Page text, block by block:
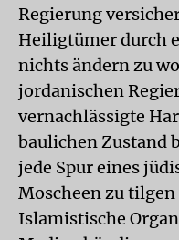
Regierung
Heiligtümer durch
nichts ändern zu
jordanischen
vernachlässigte
baulichen Zustand
jede Spur eines
Moscheen zu
Islamistische